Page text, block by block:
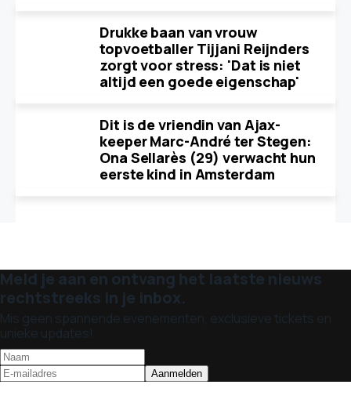
Drukke baan van vrouw
topvoetballer Tijjani Reijnders
zorgt voor stress: 'Dat is niet
altijd een goede eigenschap'
Dit is de vriendin van Ajax-
keeper Marc-André ter Stegen:
Ona Sellarès (29) verwacht hun
eerste kind in Amsterdam
Meld je aan en ontvang het laatste nieuws
rechtstreeks in je inbox.
Mis geen spannende evenementen, exclusieve tickets en
unieke updates!